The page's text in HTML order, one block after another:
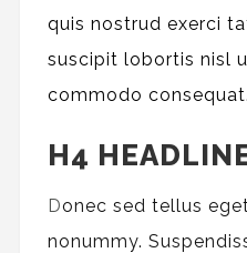
quis nostrud exerci
suscipit lobortis nisl
commodo consequat.
H4
Donec sed tellus
nonummy.